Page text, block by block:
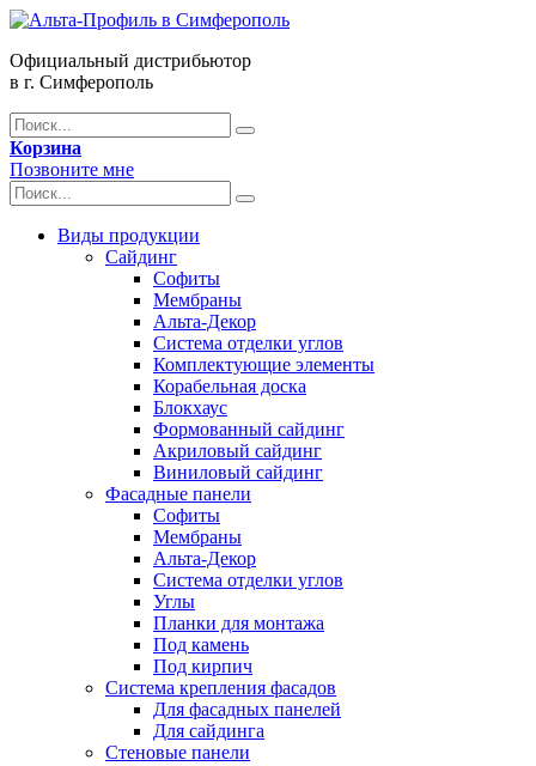
Официальный дистрибьютор
в г. Симферополь
Корзина
Позвоните мне
Виды продукции
Сайдинг
Софиты
Мембраны
Альта-Декор
Система отделки углов
Комплектующие элементы
Корабельная доска
Блокхаус
Формованный сайдинг
Акриловый сайдинг
Виниловый сайдинг
Фасадные панели
Софиты
Мембраны
Альта-Декор
Система отделки углов
Углы
Планки для монтажа
Под камень
Под кирпич
Система крепления фасадов
Для фасадных панелей
Для сайдинга
Стеновые панели